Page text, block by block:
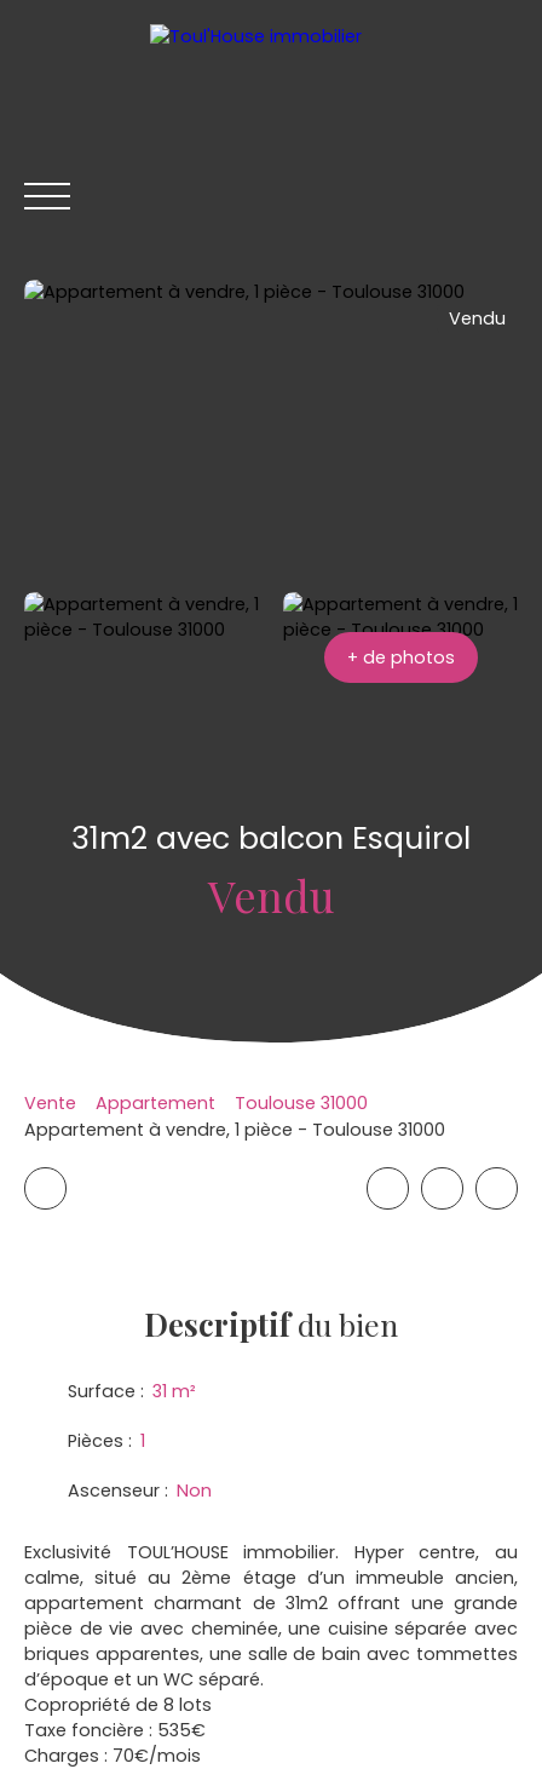
Vendu
+ de photos
31m2 avec balcon Esquirol
Vendu
Vente Appartement
Toulouse 31000
Appartement à vendre, 1 pièce - Toulouse 31000
Descriptifdu bien
Surface : 31 m²
Pièces : 1
Ascenseur : Non
Exclusivité TOUL’HOUSE immobilier. Hyper centre, au
calme, situé au 2ème étage d’un immeuble ancien,
appartement charmant de 31m2 offrant une grande
pièce de vie avec cheminée, une cuisine séparée avec
briques apparentes, une salle de bain avec tommettes
d’époque et un WC séparé.
Copropriété de 8 lots
Taxe foncière : 535€
Charges : 70€/mois